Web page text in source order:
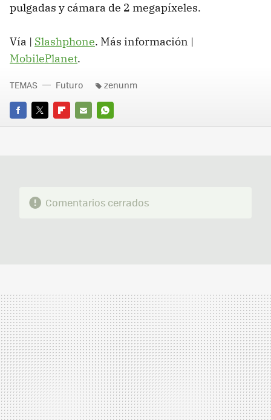
pulgadas y cámara de 2 megapíxeles.
Vía | Slashphone. Más información |
MobilePlanet.
FACEBOOK
TWITTERFLIPBOARD
E-
WHATSAPP
TEMAS Futuro zenunm
Comentarios cerrados